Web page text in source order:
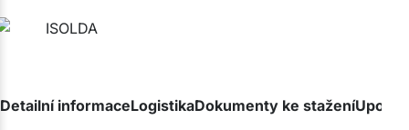
Detailní informaceLogistikaDokumenty ke stažení